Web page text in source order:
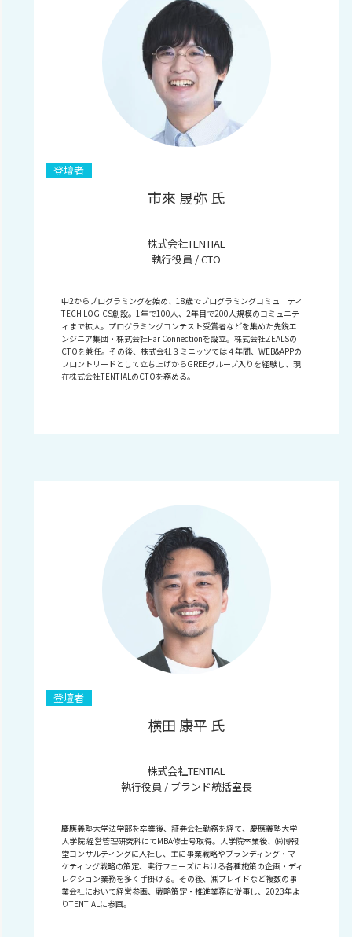
登壇者
市來 晟弥 氏
株式会社TENTIAL
執行役員 / CTO
中2からプログラミングを始め、18歳でプログラミングコミュニティ
TECH LOGICS創設。1年で100人、2年目で200人規模のコミュニテ
ィまで拡大。プログラミングコンテスト受賞者などを集めた先鋭エ
ンジニア集団・株式会社Far Connectionを設立。株式会社ZEALSの
CTOを兼任。その後、株式会社３ミニッツでは４年間、WEB&APPの
フロントリードとして立ち上げからGREEグループ入りを経験し、現
在株式会社TENTIALのCTOを務める。
登壇者
横田 康平 氏
株式会社TENTIAL
執行役員 / ブランド統括室長
慶應義塾大学法学部を卒業後、証券会社勤務を経て、慶應義塾大学
大学院 経営管理研究科にてMBA修士号取得。大学院卒業後、㈱博報
堂コンサルティングに入社し、主に事業戦略やブランディング・マー
ケティング戦略の策定、実行フェーズにおける各種施策の企画・ディ
レクション業務を多く手掛ける。その後、㈱プレイドなど複数の事
業会社において経営参画、戦略策定・推進業務に従事し、2023年よ
りTENTIALに参画。